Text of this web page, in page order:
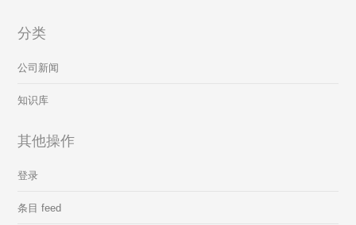
分类
公司新闻
知识库
其他操作
登录
条目 feed